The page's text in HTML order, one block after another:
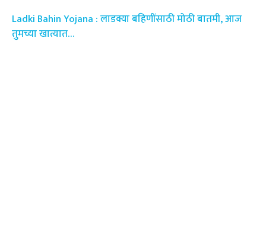
Ladki Bahin Yojana : लाडक्या बहिणींसाठी मोठी बातमी, आज
तुमच्या खात्यात…